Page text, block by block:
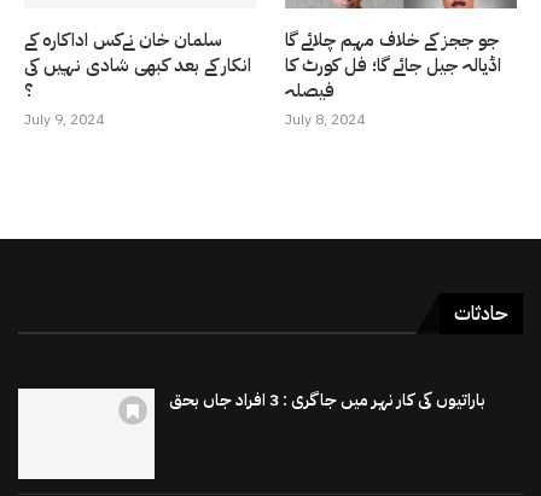
سلمان خان نےکس اداکارہ کے
انکار کے بعد کبھی شادی نہیں کی
؟
July 9, 2024
جو ججز کے خلاف مہم چلائے گا
اڈیالہ جیل جائے گا؛ فل کورٹ کا
فیصلہ
July 8, 2024
حادثات
باراتیوں کی کار نہر میں جاگری : 3 افراد جاں بحق